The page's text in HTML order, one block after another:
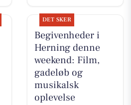
DET SKER
Begivenheder i
Herning denne
weekend: Film,
gadeløb og
musikalsk
oplevelse